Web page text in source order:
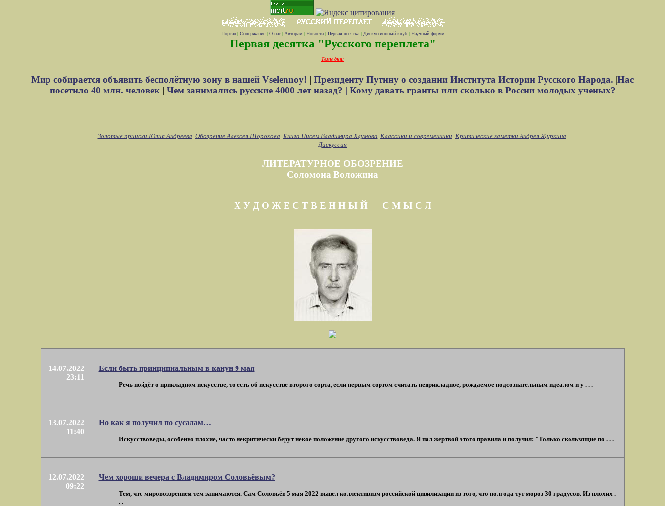
Портал| Содержание| О нас| Авторам| Новости| Первая десятка| Дискуссионный клуб| Научный форум
Первая десятка "Русского переплета"
Темы дня:
Мир собирается объявить бесполётную зону в нашей Vselennoy! | Президенту Путину о создании Института Истории Русского Народа. |Нас
посетило 40 млн. человек| Чем занимались русские 4000 лет назад? | Кому давать гранты или сколько в России молодых ученых?
Золотые прииски Юлия Андреева Обозрение Алексея Шорохова Книга Писем Владимира Хлумова Классики и современники Критические заметки Андрея Журкина
Дискуссия
ЛИТЕРАТУРНОЕ ОБОЗРЕНИЕ
Соломона Воложина
Х У Д О Ж Е С Т В Е Н Н Ы Й С М Ы С Л
14.07.2022
23:11
Если быть принципиальным в канун 9 мая
Речь пойдёт о прикладном искусстве, то есть об искусстве второго сорта, если первым сортом считать неприкладное, рождаемое подсознательным идеалом и у . . .
13.07.2022
11:40
Но как я получил по сусалам…
Искусствоведы, особенно плохие, часто некритически берут некое положение другого искусствоведа. Я пал жертвой этого правила и получил: "Только скользящие по . . .
12.07.2022
09:22
Чем хороши вечера с Владимиром Соловьёвым?
Тем, что мировоззрением тем занимаются. Сам Соловьёв 5 мая 2022 вывел коллективизм российской цивилизации из того, что полгода тут мороз 30 градусов. Из плохих .
. .